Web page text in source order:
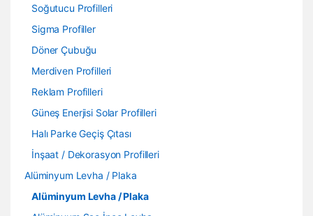
Soğutucu Profilleri
Sigma Profiller
Döner Çubuğu
Merdiven Profilleri
Reklam Profilleri
Güneş Enerjisi Solar Profilleri
Halı Parke Geçiş Çıtası
İnşaat / Dekorasyon Profilleri
Alüminyum Levha / Plaka
Alüminyum Levha / Plaka